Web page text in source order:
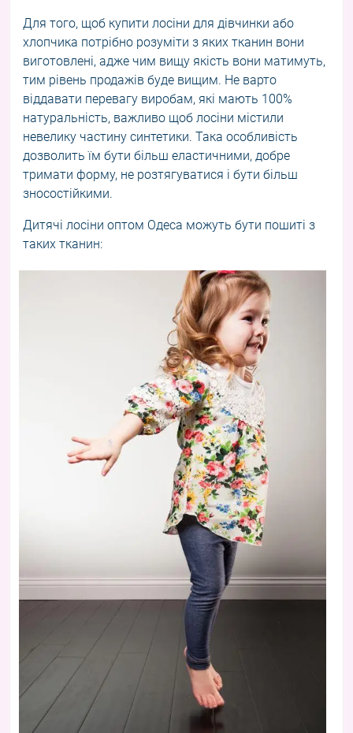
Для того, щоб купити лосіни для дівчинки або
хлопчика потрібно розуміти з яких тканин вони
виготовлені, адже чим вищу якість вони матимуть,
тим рівень продажів буде вищим. Не варто
віддавати перевагу виробам, які мають 100%
натуральність, важливо щоб лосіни містили
невелику частину синтетики. Така особливість
дозволить їм бути більш еластичними, добре
тримати форму, не розтягуватися і бути більш
зносостійкими.
Дитячі лосіни оптом Одеса можуть бути пошиті з
таких тканин: